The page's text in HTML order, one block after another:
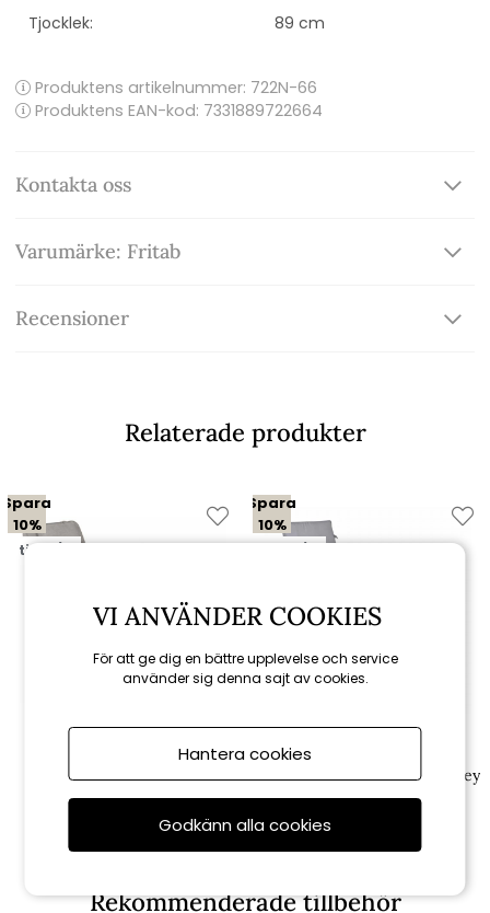
Tjocklek: 89 cm
Produktens artikelnummer: 722N-66
Produktens EAN-kod: 7331889722664
Kontakta oss
Varumärke: Fritab
Recensioner
Relaterade produkter
Spara
10%
till 16/8
Däckstolsdyna woodline -
askgrå
1 795 kr
Spara
10%
Däckstolsdyna Basis - light grey
716 kr
Rekommenderade tillbehör
VI ANVÄNDER COOKIES
För att ge dig en bättre upplevelse och service
använder sig denna sajt av cookies.
Hantera cookies
Godkänn alla cookies